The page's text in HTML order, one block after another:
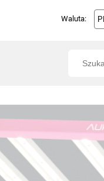
Waluta: